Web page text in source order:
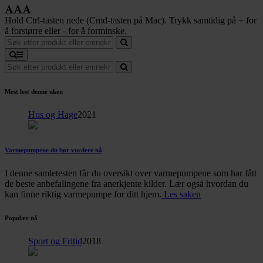
Hold Ctrl-tasten nede (Cmd-tasten på Mac). Trykk samtidig på + for
å forstørre eller - for å forminske.
Mest lest denne uken
Hus og Hage2021
Varmepumpene du bør vurdere nå
I denne samletesten får du oversikt over varmepumpene som har fått
de beste anbefalingene fra anerkjente kilder. Lær også hvordan du
kan finne riktig varmepumpe for ditt hjem. Les saken
Populær nå
Sport og Fritid2018